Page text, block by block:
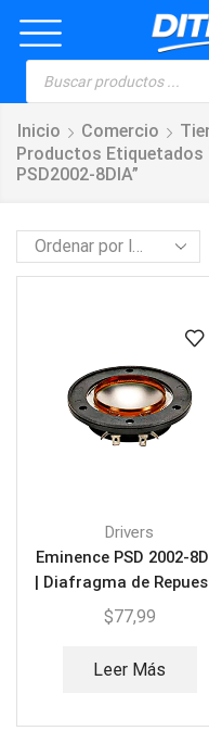
Inicio Comercio
Productos Etiquetados
PSD2002-8DIA”
Drivers
Eminence PSD 2002-
| Diafragma de
$77,99
Leer Más